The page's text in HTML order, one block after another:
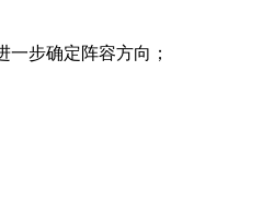
步确定阵容方向；